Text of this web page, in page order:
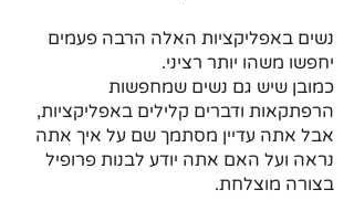
נשים באפליקציות האלה הרבה פעמים
יחפשו משהו יותר רציני.
כמובן שיש גם נשים שמחפשות
הרפתקאות ודברים קלילים באפליקציות,
אבל אתה עדיין מסתמך שם על איך אתה
נראה ועל האם אתה יודע לבנות פרופיל
בצורה מוצלחת.